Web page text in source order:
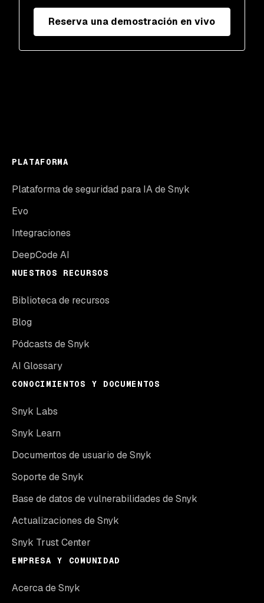
Reserva una demostración en vivo
PLATAFORMA
Plataforma de seguridad para IA de Snyk
Evo
Integraciones
DeepCode AI
NUESTROS RECURSOS
Biblioteca de recursos
Blog
Pódcasts de Snyk
AI Glossary
CONOCIMIENTOS Y DOCUMENTOS
Snyk Labs
Snyk Learn
Documentos de usuario de Snyk
Soporte de Snyk
Base de datos de vulnerabilidades de Snyk
Actualizaciones de Snyk
Snyk Trust Center
EMPRESA Y COMUNIDAD
Acerca de Snyk